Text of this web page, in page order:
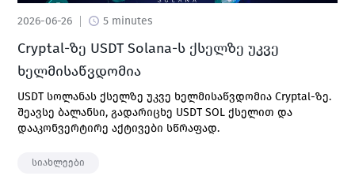
2026-06-26 5 minutes
Cryptal-ზე USDT Solana-ს ქსელზე უკვე
ხელმისაწვდომია
USDT სოლანას ქსელზე უკვე ხელმისაწვდომია Cryptal-ზე.
შეავსე ბალანსი, გადარიცხე USDT SOL ქსელით და
დააკონვერტირე აქტივები სწრაფად.
სიახლეები